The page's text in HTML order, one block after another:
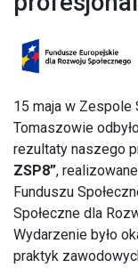
15 maja w Zespole
Tomaszowie
rezultaty naszego
ZSP8”,
Funduszu
Społeczne dla
Wydarzenie było
praktyk